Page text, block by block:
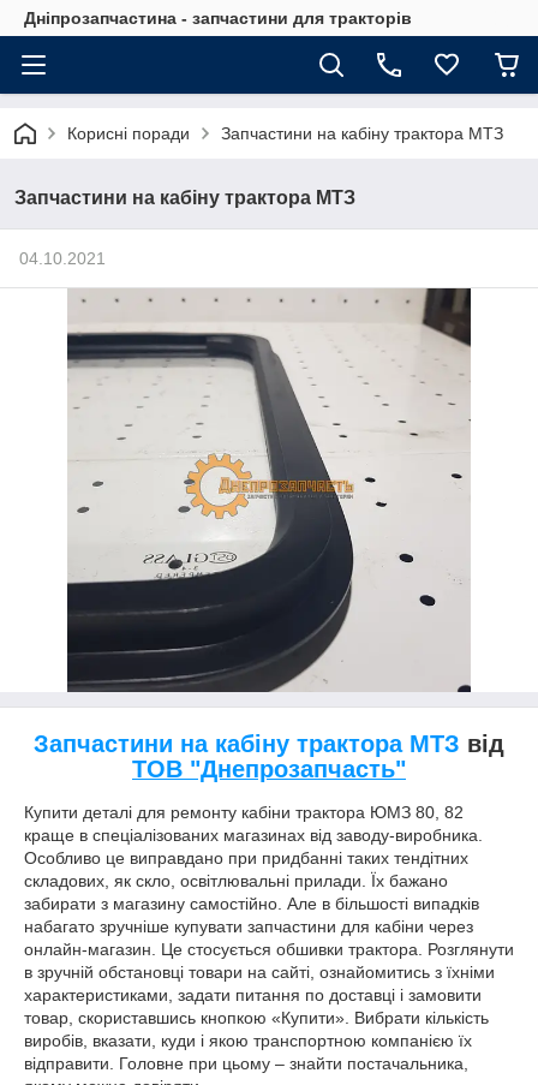
Дніпрозапчастина - запчастини для тракторів
Корисні поради Запчастини на кабіну трактора МТЗ
Запчастини на кабіну трактора МТЗ
04.10.2021
Запчастини на кабіну трактора МТЗ від
ТОВ "Днепрозапчасть"
Купити деталі для ремонту кабіни трактора ЮМЗ 80, 82
краще в спеціалізованих магазинах від заводу-виробника.
Особливо це виправдано при придбанні таких тендітних
складових, як скло, освітлювальні прилади. Їх бажано
забирати з магазину самостійно. Але в більшості випадків
набагато зручніше купувати запчастини для кабіни через
онлайн-магазин. Це стосується обшивки трактора. Розглянути
в зручній обстановці товари на сайті, ознайомитись з їхніми
характеристиками, задати питання по доставці і замовити
товар, скориставшись кнопкою «Купити». Вибрати кількість
виробів, вказати, куди і якою транспортною компанією їх
відправити. Головне при цьому – знайти постачальника,